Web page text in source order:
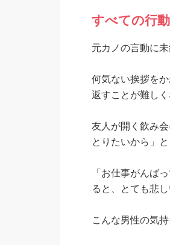
すべての行
元カノの言動に
何気ない挨拶を
返すことが難しく
友人が開く飲み
とりたいから」
「お仕事がんば
ると、とても悲し
こんな男性の気